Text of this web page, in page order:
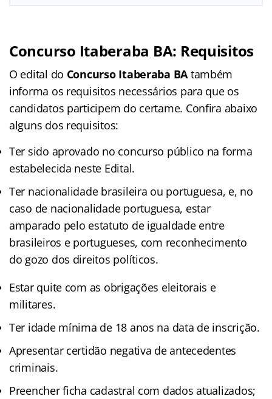
Concurso Itaberaba BA: Requisitos
O edital do Concurso Itaberaba BAtambém
informa os requisitos necessários para que os
candidatos participem do certame. Confira abaixo
alguns dos requisitos:
Ter sido aprovado no concurso público na forma
estabelecida neste Edital.
Ter nacionalidade brasileira ou portuguesa, e, no
caso de nacionalidade portuguesa, estar
amparado pelo estatuto de igualdade entre
brasileiros e portugueses, com reconhecimento
do gozo dos direitos políticos.
Estar quite com as obrigações eleitorais e
militares.
Ter idade mínima de 18 anos na data de inscrição.
Apresentar certidão negativa de antecedentes
criminais.
Preencher ficha cadastral com dados atualizados;